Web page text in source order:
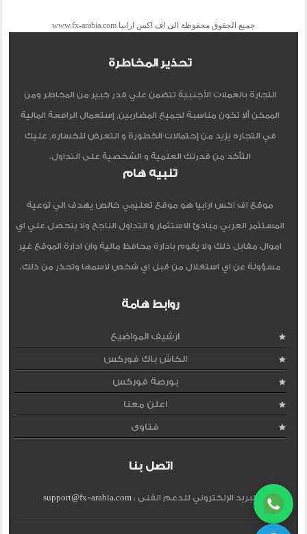
جميع الحقوق محفوظة الى اف اكس ارابيا www.fx-arabia.com
تحذير المخاطرة
التجارة بالعملات الأجنبية تتضمن علي قدر كبير من المخاطر ومن
الممكن ألا تكون مناسبة لجميع المضاربين, إستعمال الرافعة المالية
في التجاره يزيد من إحتمالات الخطورة و التعرض للخساره, عليك
التأكد من قدرتك العلمية و الشخصية على التداول.
تنبيه هام
موقع اف اكس ارابيا هو موقع تعليمي خالص يهدف الي توعية
المستثمر العربي مبادئ الاستثمار و التداول الناجح ولا يتحصل علي اي
اموال مقابل ذلك ولا يقوم بادارة محافظ مالية وان ادارة الموقع غير
مسؤولة عن اي استغلال من قبل اي شخص لاسمها وتحذر من ذلك.
روابط هامة
ارشيف المواضيع
الكاش باك فوركس
بورصة فوركس
اعلن معنا
فتاوى
اتصل بنا
البريد الإلكتروني للدعم الفنى :support@fx-arabia.com